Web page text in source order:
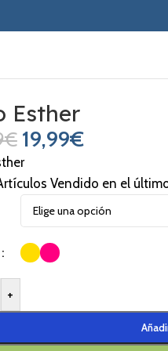
Esther
€ 19,99€
Vendido en el
+